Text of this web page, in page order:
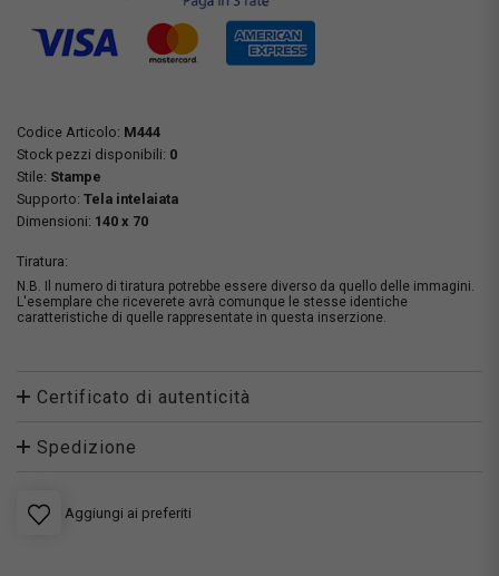
Codice Articolo: M444
Stock pezzi disponibili: 0
Stile: Stampe
Supporto: Tela intelaiata
Dimensioni: 140 x 70
Tiratura:
N.B. Il numero di tiratura potrebbe essere diverso da quello delle immagini.
L'esemplare che riceverete avrà comunque le stesse identiche
caratteristiche di quelle rappresentate in questa inserzione.
Certificato di autenticità
Spedizione
Aggiungi ai preferiti